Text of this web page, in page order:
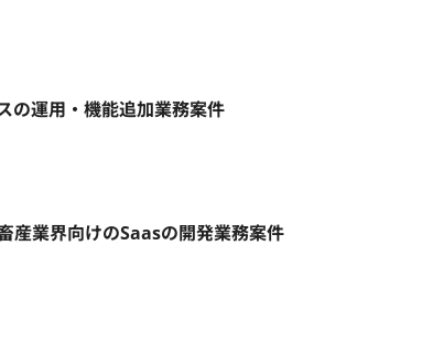
の運用・機能追加業務案件
産業界向けのSaasの開発業務案件